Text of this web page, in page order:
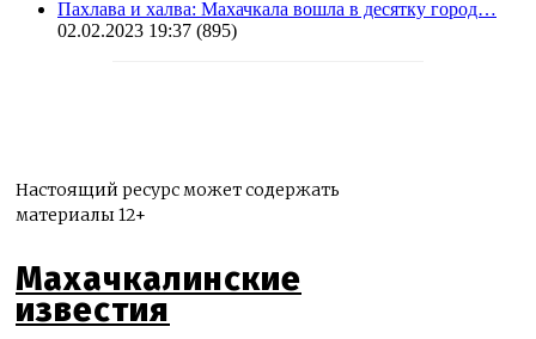
Пахлава и халва: Махачкала вошла в десятку город…
02.02.2023 19:37 (895)
Настоящий ресурс может содержать
материалы 12+
Махачкалинские
известия